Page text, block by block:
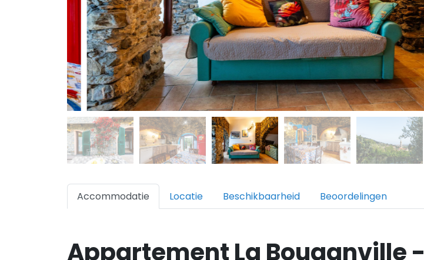
Accommodatie Locatie Beschikbaarheid Beoordelingen
Appartement La Bouganville -